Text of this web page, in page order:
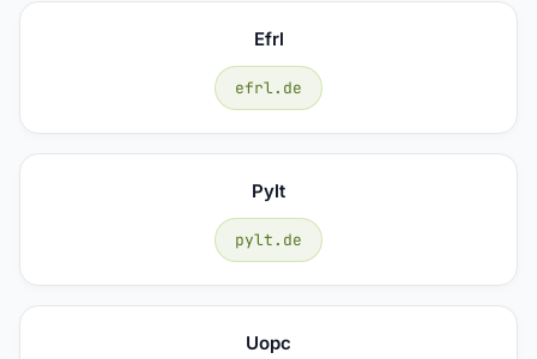
Efrl
efrl.de
Pylt
pylt.de
Uopc